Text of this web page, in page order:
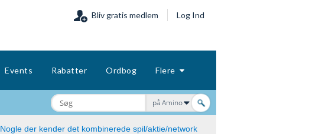
Bliv gratis medlem Log Ind
Events Rabatter Ordbog Flere
på Amino
Nogle der kender det kombinerede spil/aktie/network